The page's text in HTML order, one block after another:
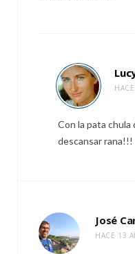
Con la pata chula
descansar
José
HACE 13